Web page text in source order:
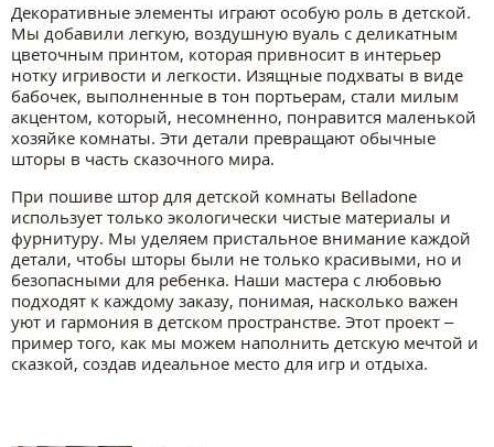
Декоративные элементы играют особую роль в детской.
Мы добавили легкую, воздушную вуаль с деликатным
цветочным принтом, которая привносит в интерьер
нотку игривости и легкости. Изящные подхваты в виде
бабочек, выполненные в тон портьерам, стали милым
акцентом, который, несомненно, понравится маленькой
хозяйке комнаты. Эти детали превращают обычные
шторы в часть сказочного мира.
При пошиве штор для детской комнаты Belladone
использует только экологически чистые материалы и
фурнитуру. Мы уделяем пристальное внимание каждой
детали, чтобы шторы были не только красивыми, но и
безопасными для ребенка. Наши мастера с любовью
подходят к каждому заказу, понимая, насколько важен
уют и гармония в детском пространстве. Этот проект –
пример того, как мы можем наполнить детскую мечтой и
сказкой, создав идеальное место для игр и отдыха.